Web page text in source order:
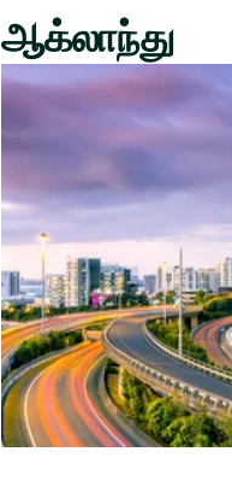
ஆக்லாந்து